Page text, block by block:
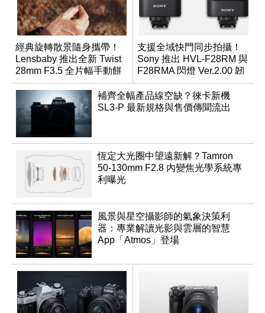
經典旋轉散景隨身攜帶！
Lensbaby 推出全新 Twist
28mm F3.5 全片幅手動餅
乾鏡
支援全域快門同步拍攝！
Sony 推出 HVL-F28RM 與
F28RMA 閃燈 Ver.2.00 韌
體
補齊全幅產品線空缺？徠卡新機
SL3-P 最新規格與售價傳聞流出
恆定大光圈中望遠新解？Tamron
50-130mm F2.8 內變焦光學系統專
利曝光
風景與星空攝影師的氣象決策利
器：專業解讀光影與雲層的智慧
App「Atmos」登場